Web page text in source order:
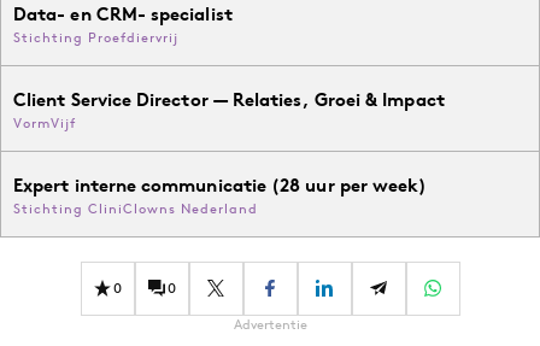
Data- en CRM- specialist
Stichting Proefdiervrij
Client Service Director — Relaties, Groei & Impact
VormVijf
Expert interne communicatie (28 uur per week)
Stichting CliniClowns Nederland
0 0
Advertentie